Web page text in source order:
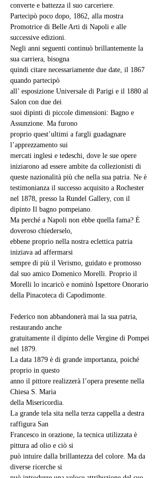
converte e battezza il suo carceriere.
Partecipò poco dopo, 1862, alla mostra
Promotrice di Belle Arti di Napoli e alle
successive edizioni.
Negli anni seguenti continuò brillantemente la
sua carriera, bisogna
quindi citare necessariamente due date, il 1867
quando partecipò
all’ esposizione Universale di Parigi e il 1880 al
Salon con due dei
suoi dipinti di piccole dimensioni: Bagno e
Assunzione. Ma furono
proprio quest’ultimi a fargli guadagnare
l’apprezzamento sui
mercati inglesi e tedeschi, dove le sue opere
iniziarono ad essere ambite da collezionisti di
queste nazionalità più che nella sua patria. Ne è
testimonianza il successo acquisito a Rochester
nel 1878, presso la Rundel Gallery, con il
dipinto Il bagno pompeiano.
Ma perché a Napoli non ebbe quella fama? È
doveroso chiederselo,
ebbene proprio nella nostra eclettica patria
iniziava ad affermarsi
sempre di più il Verismo, guidato e promosso
dal suo amico Domenico Morelli. Proprio il
Morelli lo incaricò e nominò Ispettore Onorario
della Pinacoteca di Capodimonte.
Federico non abbandonerà mai la sua patria,
restaurando anche
gratuitamente il dipinto delle Vergine di Pompei
nel 1879.
La data 1879 è di grande importanza, poiché
proprio in questo
anno il pittore realizzerà l’opera presente nella
Chiesa S. Maria
della Misericordia.
La grande tela sita nella terza cappella a destra
raffigura San
Francesco in orazione, la tecnica utilizzata è
pittura ad olio e ciò si
può intuire dalla brillantezza del colore. Ma da
diverse ricerche si